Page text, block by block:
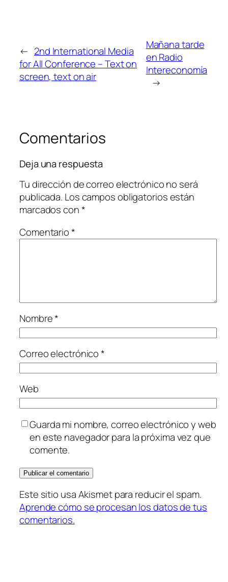
← 2nd International Media
for All Conference – Text on
screen, text on air
Mañana tarde
en Radio
Intereconomía
→
Comentarios
Deja una respuesta
Tu dirección de correo electrónico no será
publicada. Los campos obligatorios están
marcados con*
Comentario*
Nombre*
Correo electrónico*
Web
Guarda mi nombre, correo electrónico y web
en este navegador para la próxima vez que
comente.
Este sitio usa Akismet para reducir el spam.
Aprende cómo se procesan los datos de tus
comentarios.